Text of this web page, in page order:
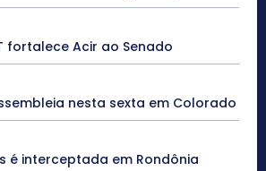
fortalece Acir ao Senado
nesta sexta em Colorado
é interceptada em Rondônia